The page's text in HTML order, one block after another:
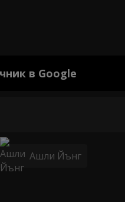
в Google
Ашли Йънг